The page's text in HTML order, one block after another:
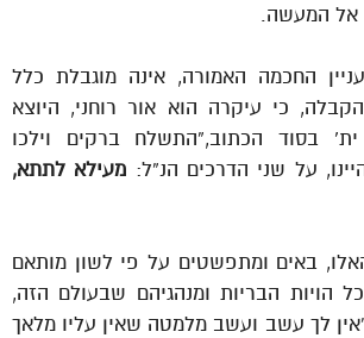
אל המעשה.
החכמה האמורה, אינה מוגבלת כלל
כי עיקרה הוא אור רוחני, היוצא
בסוד הכתוב,”התשלח ברקים וילכו
על שני הדרכים הנ”ל: מעילא לתתא,
באים ומתפשטים על פי לשון מותאם
הבריות ומנהגיהם שבעולם הזה,
לך עשב ועשב מלמטה שאין עליו מלאך